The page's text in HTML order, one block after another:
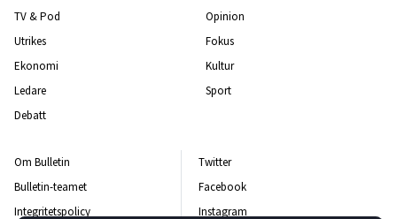
TV & Pod
Utrikes
Ekonomi
Ledare
Debatt
Opinion
Fokus
Kultur
Sport
Om Bulletin
Bulletin-teamet
Integritetspolicy
Twitter
Facebook
Instagram